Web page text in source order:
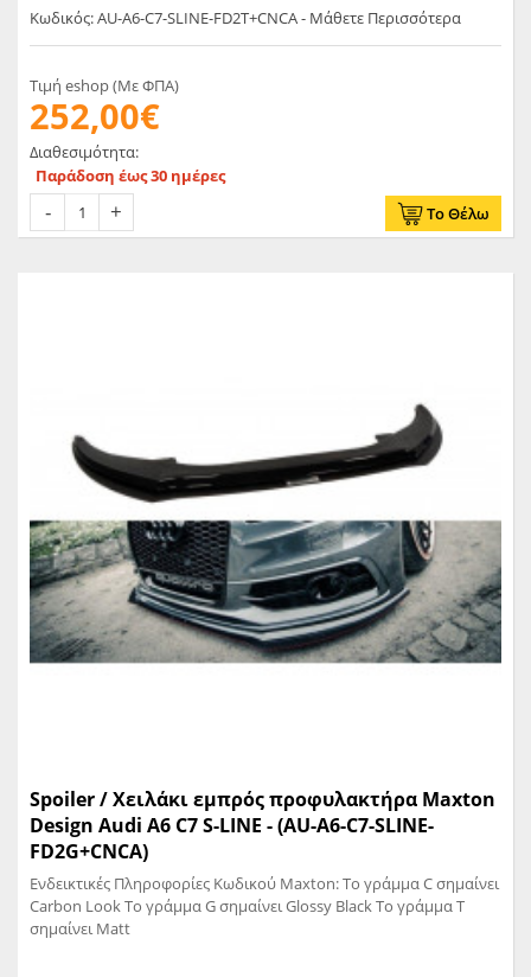
Κωδικός: AU-A6-C7-SLINE-FD2T+CNCA - Μάθετε Περισσότερα
Τιμή eshop (Με ΦΠΑ)
252,00€
Διαθεσιμότητα:
Παράδοση έως 30 ημέρες
Το Θέλω
Spoiler / Χειλάκι εμπρός προφυλακτήρα Maxton
Design Audi A6 C7 S-LINE - (AU-A6-C7-SLINE-
FD2G+CNCA)
Ενδεικτικές Πληροφορίες Κωδικού Maxton: Το γράμμα C σημαίνει
Carbon Look Το γράμμα G σημαίνει Glossy Black Το γράμμα T
σημαίνει Matt